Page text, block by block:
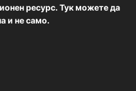
ресурс. Тук можете да
и не само.